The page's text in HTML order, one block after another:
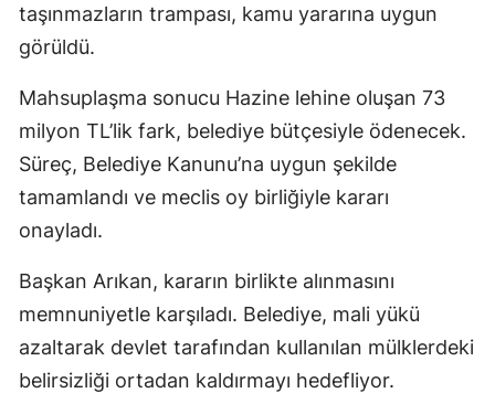
taşınmazların trampası, kamu yararına uygun
görüldü.
Mahsuplaşma sonucu Hazine lehine oluşan 73
milyon TL’lik fark, belediye bütçesiyle ödenecek.
Süreç, Belediye Kanunu’na uygun şekilde
tamamlandı ve meclis oy birliğiyle kararı
onayladı.
Başkan Arıkan, kararın birlikte alınmasını
memnuniyetle karşıladı. Belediye, mali yükü
azaltarak devlet tarafından kullanılan mülklerdeki
belirsizliği ortadan kaldırmayı hedefliyor.